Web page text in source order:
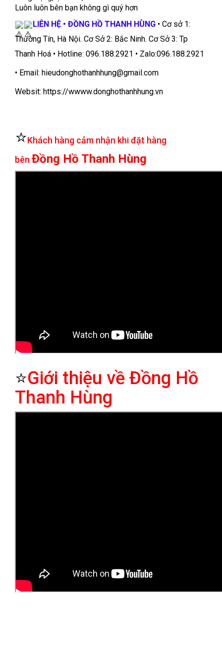
Luôn luôn bên bạn không gì quý hơn
LIÊN HỆ • ĐỒNG HỒ THANH HÙNG • Cơ sở 1:
Thường Tín, Hà Nội. Cơ Sở 2: Bắc Ninh. Cơ Sở 3: Tp
Thanh Hoá • Hotline: 096.188.2921 • Zalo:096.188.2921
• Email: hieudonghothanhhung@gmail.com
Websit: https://wwww.donghothanhhung.vn
⭐Khách hàng cảm nhận khi đặt hàng
bên Đồng Hồ Thanh Hùng
⭐Giới thiệu về Đồng Hồ
Thanh Hùng